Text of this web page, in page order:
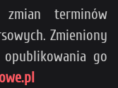
terminów
Zmieniony
go